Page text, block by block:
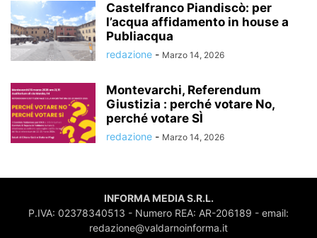
Castelfranco Piandiscò: per
l’acqua affidamento in house a
Publiacqua
redazione - Marzo 14, 2026
Montevarchi, Referendum
Giustizia : perché votare No,
perché votare SÌ
redazione - Marzo 14, 2026
INFORMA MEDIA S.R.L.
P.IVA: 02378340513 - Numero REA: AR-206189 - email:
redazione@valdarnoinforma.it